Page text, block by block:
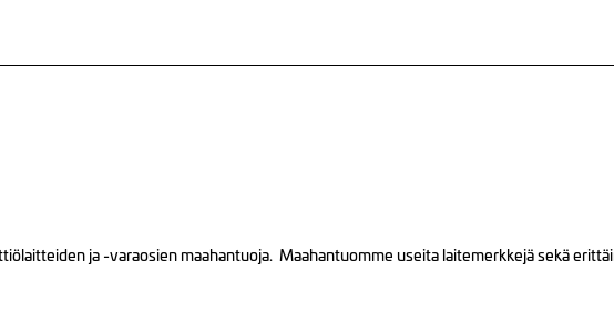
ja -varaosien maahantuoja. Maahantuomme useita laitemerkkejä sekä